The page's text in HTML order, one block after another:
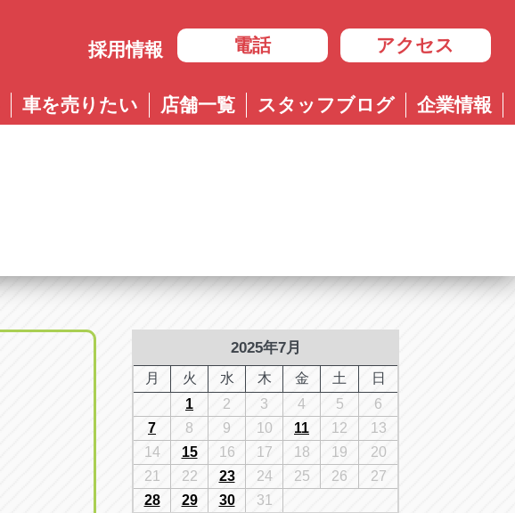
採用情報 電話
岐阜
058-379-0525
アップル大垣IC南店
0584-87-0200
千葉
アップルかしわ沼南店
04-7190-1500
アクセス
岐阜
アップル恵那店
アップル各務原店
岐阜県各務原市各務おがせ町9-206-1
車を売りたい 店舗一覧 スタッフブログ 企業情報
2025年7月
月 火 水 木 金 土
日
1
2 3 4 5
6
7
8 9 10 11 12
13
14
15 16 17 18 19
20
21
22 23 24 25 26
27
28
29 30 31